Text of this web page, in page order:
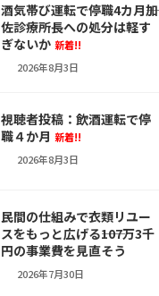
酒気帯び運転で停職4カ月――加
佐診療所長への処分は軽す
ぎないか 新着!!
2026年8月3日
視聴者投稿：飲酒運転で停
職４か月 新着!!
2026年8月3日
民間の仕組みで衣類リユー
スをもっと広げる――107万3千
円の事業費を見直そう
2026年7月30日